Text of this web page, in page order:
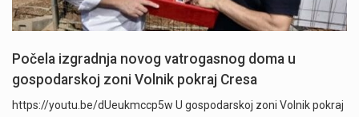
Počela izgradnja novog vatrogasnog doma u
gospodarskoj zoni Volnik pokraj Cresa
https://youtu.be/dUeukmccp5w U gospodarskoj zoni Volnik pokraj